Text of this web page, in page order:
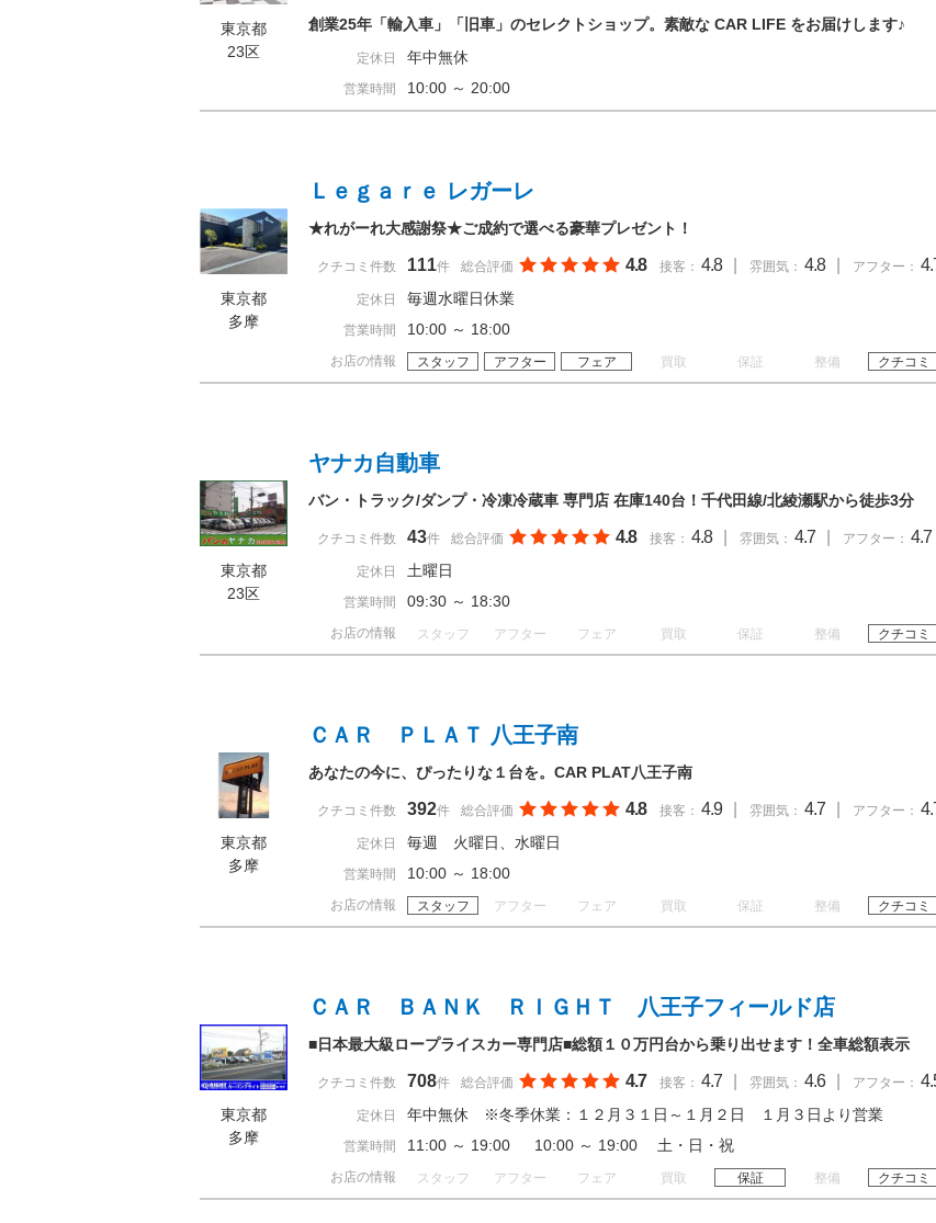
東京都
23区
創業25年「輸入車」「旧車」のセレクトショップ。素敵な CAR LIFE をお届けします♪
定休日 年中無休
営業時間 10:00 ～ 20:00
東京都
多摩
Ｌｅｇａｒｅ レガーレ
★れがーれ大感謝祭★ご成約で選べる豪華プレゼント！
クチコミ件数 111件 総合評価 4.8 接客： 4.8 雰囲気： 4.8 アフター：
定休日 毎週水曜日休業
営業時間 10:00 ～ 18:00
お店の情報 スタッフ アフター フェア 買取 保証 整備 クチコミ
東京都
23区
ヤナカ自動車
バン・トラック/ダンプ・冷凍冷蔵車 専門店 在庫140台！千代田線/北綾瀬駅から徒歩3分
クチコミ件数 43件 総合評価 4.8 接客： 4.8 雰囲気： 4.7 アフター： 4.7
定休日 土曜日
営業時間 09:30 ～ 18:30
お店の情報 スタッフ アフター フェア 買取 保証 整備 クチコミ
東京都
多摩
ＣＡＲ ＰＬＡＴ 八王子南
あなたの今に、ぴったりな１台を。CAR PLAT八王子南
クチコミ件数 392件 総合評価 4.8 接客： 4.9 雰囲気： 4.7 アフター：
定休日 毎週 火曜日、水曜日
営業時間 10:00 ～ 18:00
お店の情報 スタッフ アフター フェア 買取 保証 整備 クチコミ
東京都
多摩
ＣＡＲ ＢＡＮＫ ＲＩＧＨＴ 八王子フィールド店
■日本最大級ロープライスカー専門店■総額１０万円台から乗り出せます！全車総額表示
クチコミ件数 708件 総合評価 4.7 接客： 4.7 雰囲気： 4.6 アフター：
定休日 年中無休 ※冬季休業：１２月３１日～１月２日 １月３日より営業
営業時間 11:00 ～ 19:00 10:00 ～ 19:00 土・日・祝
お店の情報 スタッフ アフター フェア 買取 保証 整備 クチコミ